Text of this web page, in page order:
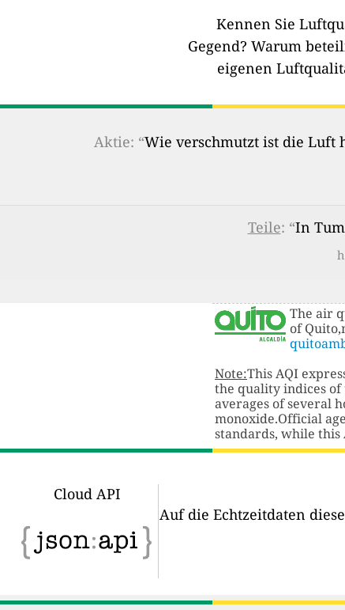
Kennen Sie
Gegend? Warum
eigenen
Aktie: “Wie verschmutzt ist die Luft
Teile: “In
The air
of
Note:This AQI
the quality indices
averages of several
monoxide.Official
standards, while this
Cloud API
Auf die Echtzeitdaten